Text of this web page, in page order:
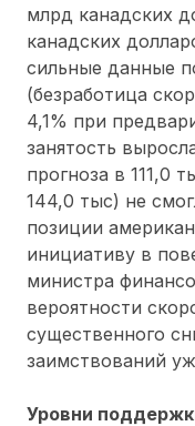
млрд канадских
канадских
сильные данные
(безработица
4,1% при
занятость
прогноза в 111,0
144,0 тыс) не
позиции
инициативу в
министра
вероятности
существенного
заимствований
Уровни